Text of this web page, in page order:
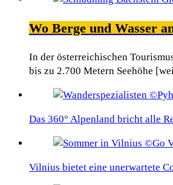
Wo Berge und Wasser
In der österreichischen
bis zu 2.700 Metern Seehöhe
Das 360° Alpenland bricht alle
Vilnius bietet eine unerwartete